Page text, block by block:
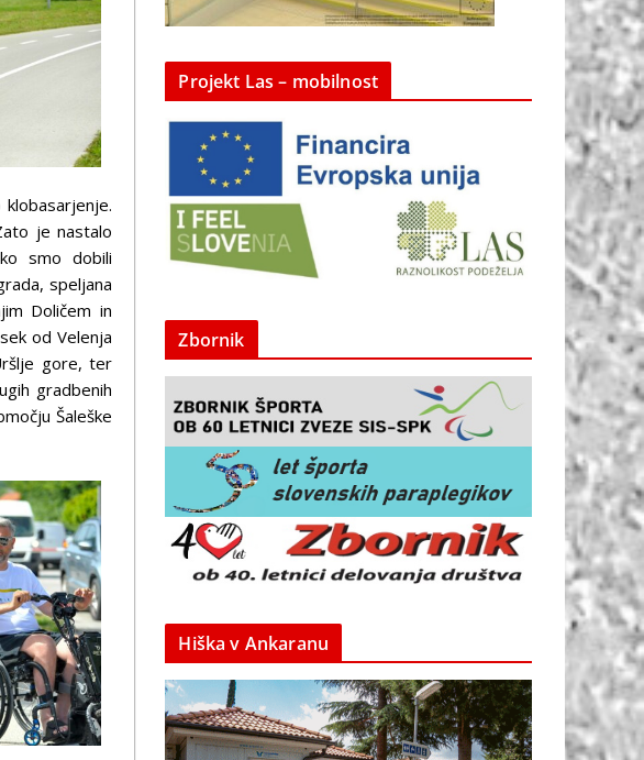
je nastalo
smo dobili
speljana
Doličem in
od Velenja
gore, ter
gradbenih
Šaleške
Projekt Las – mobilnost
Zbornik
Hiška v Ankaranu